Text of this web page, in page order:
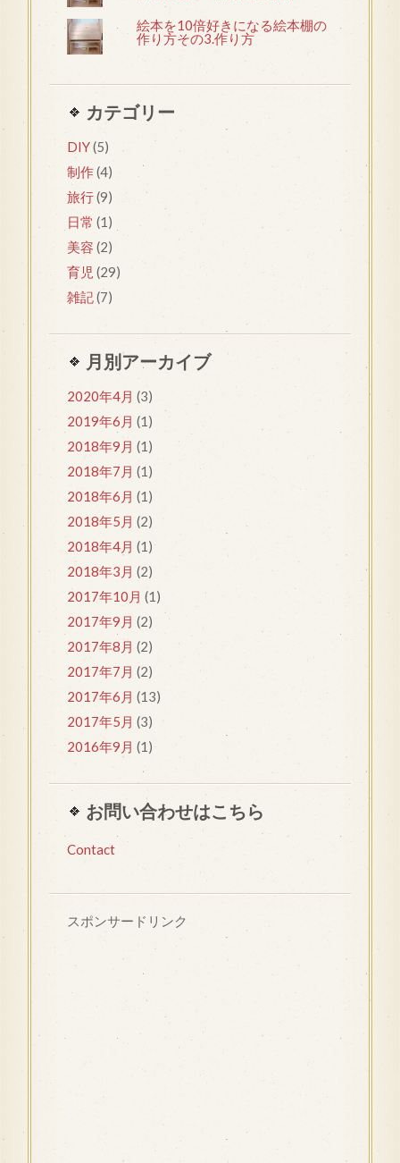
絵本を10倍好きになる絵本棚の
作り方その3.作り方
カテゴリー
DIY(5)
制作(4)
旅行(9)
日常 (1)
美容 (2)
育児 (29)
雑記(7)
月別アーカイブ
2020年4月 (3)
2019年6月 (1)
2018年9月 (1)
2018年7月 (1)
2018年6月 (1)
2018年5月 (2)
2018年4月 (1)
2018年3月 (2)
2017年10月 (1)
2017年9月 (2)
2017年8月 (2)
2017年7月 (2)
2017年6月 (13)
2017年5月 (3)
2016年9月 (1)
お問い合わせはこちら
Contact
スポンサードリンク